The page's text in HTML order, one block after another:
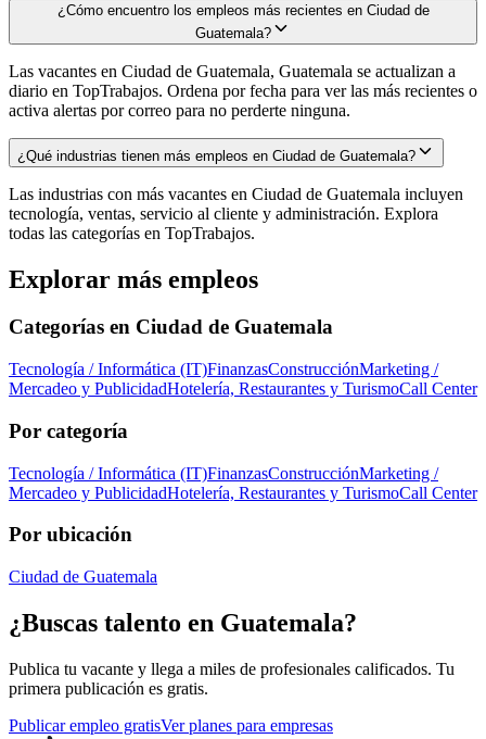
¿Cómo encuentro los empleos más recientes en Ciudad de
Guatemala?
Las vacantes en Ciudad de Guatemala, Guatemala se actualizan a
diario en TopTrabajos. Ordena por fecha para ver las más recientes o
activa alertas por correo para no perderte ninguna.
¿Qué industrias tienen más empleos en Ciudad de Guatemala?
Las industrias con más vacantes en Ciudad de Guatemala incluyen
tecnología, ventas, servicio al cliente y administración. Explora
todas las categorías en TopTrabajos.
Explorar más empleos
Categorías en Ciudad de Guatemala
Tecnología / Informática (IT)FinanzasConstrucciónMarketing /
Mercadeo y PublicidadHotelería, Restaurantes y TurismoCall Center
Por categoría
Tecnología / Informática (IT)FinanzasConstrucciónMarketing /
Mercadeo y PublicidadHotelería, Restaurantes y TurismoCall Center
Por ubicación
Ciudad de Guatemala
¿Buscas talento en Guatemala?
Publica tu vacante y llega a miles de profesionales calificados. Tu
primera publicación es gratis.
Publicar empleo gratisVer planes para empresas